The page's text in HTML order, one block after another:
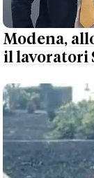
Modena,
il lavoratori